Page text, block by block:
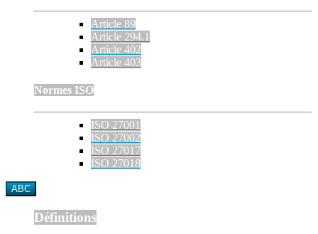
Article 89
Article 294.1
Article 402
Article 403
Normes ISO
ISO 27001
ISO 27002
ISO 27017
ISO 27018
ABC
Définitions